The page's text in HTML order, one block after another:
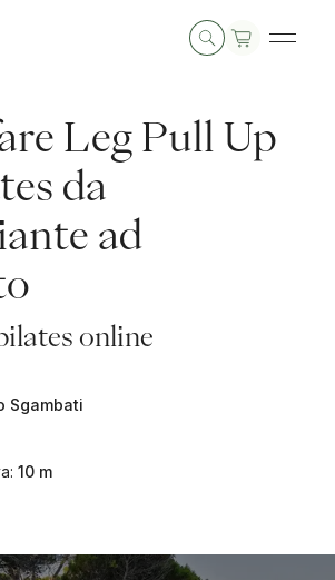
Leg Pull Up
da
ad
online
Sgambati
: 10 m